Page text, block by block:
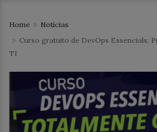
Home
Notícias
Curso gratuito de DevOps Essencials:
TI